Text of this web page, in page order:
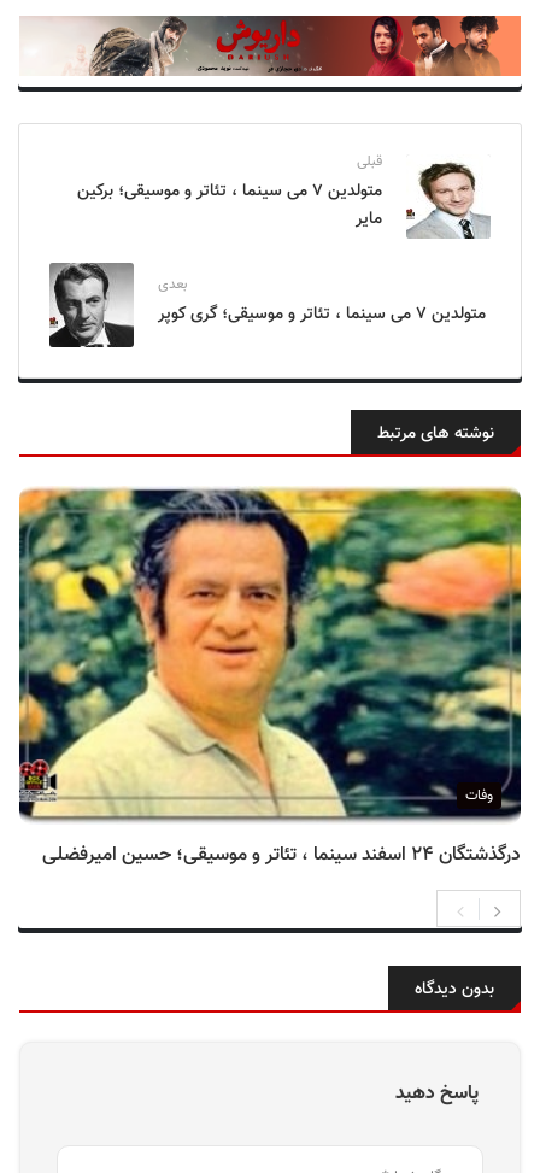
قبلی
متولدین ۷ می سینما ، تئاتر و موسیقی؛ برکین
مایر
بعدی
متولدین ۷ می سینما ، تئاتر و موسیقی؛ گری کوپر
نوشته های مرتبط
وفات
درگذشتگان ۲۴ اسفند سینما ، تئاتر و موسیقی؛ حسین امیرفضلی
بدون دیدگاه
پاسخ دهید